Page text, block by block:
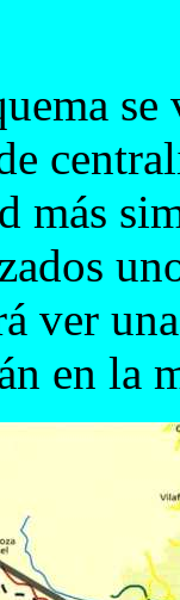
más
ver
en la